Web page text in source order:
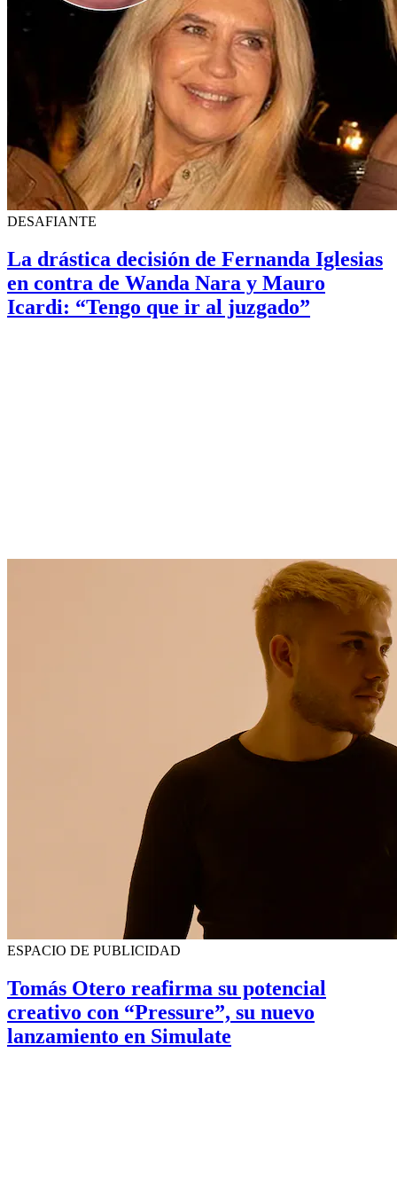
DESAFIANTE
La drástica decisión de Fernanda Iglesias
en contra de Wanda Nara y Mauro
Icardi: “Tengo que ir al juzgado”
ESPACIO DE PUBLICIDAD
Tomás Otero reafirma su potencial
creativo con “Pressure”, su nuevo
lanzamiento en Simulate